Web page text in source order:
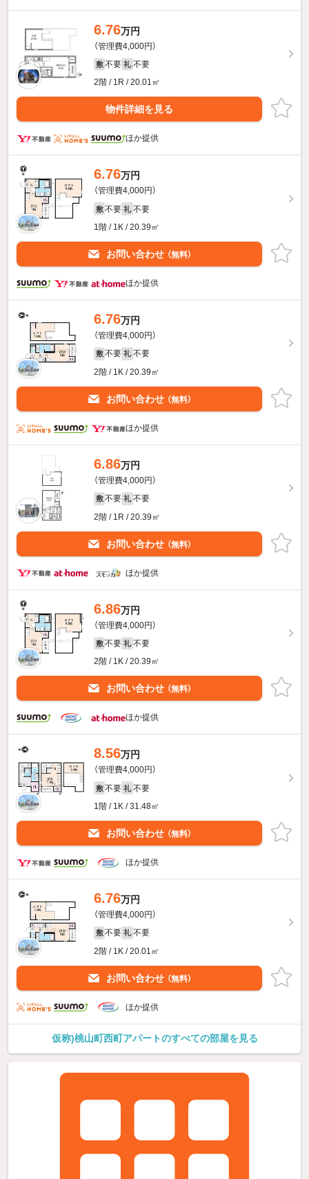
6.76万円
（管理費4,000円）
敷 不要 礼 不要
2階 / 1R / 20.01㎡
物件詳細を見る
ほか提供
6.76万円
（管理費4,000円）
敷 不要 礼 不要
1階 / 1K / 20.39㎡
お問い合わせ （無料）
ほか提供
6.76万円
（管理費4,000円）
敷 不要 礼 不要
2階 / 1K / 20.39㎡
お問い合わせ （無料）
ほか提供
6.86万円
（管理費4,000円）
敷 不要 礼 不要
2階 / 1R / 20.39㎡
お問い合わせ （無料）
ほか提供
6.86万円
（管理費4,000円）
敷 不要 礼 不要
2階 / 1K / 20.39㎡
お問い合わせ （無料）
ほか提供
8.56万円
（管理費4,000円）
敷 不要 礼 不要
1階 / 1K / 31.48㎡
お問い合わせ （無料）
ほか提供
6.76万円
（管理費4,000円）
敷 不要 礼 不要
2階 / 1K / 20.01㎡
お問い合わせ （無料）
ほか提供
仮称)桃山町西町アパートのすべての部屋を見る